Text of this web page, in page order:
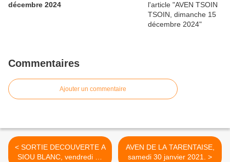
décembre 2024
Commentaires
Ajouter un commentaire
< SORTIE DECOUVERTE A
SIOU BLANC, vendredi 22
AVEN DE LA TARENTAISE,
samedi 30 janvier 2021. >